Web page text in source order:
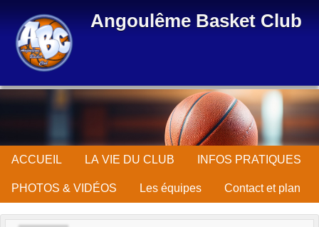
Angoulême Basket Club
ACCUEIL LA VIE DU CLUB INFOS PRATIQUES
PHOTOS & VIDÉOS Les équipes Contact et plan